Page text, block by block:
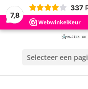
7,8
337
Selecteer een